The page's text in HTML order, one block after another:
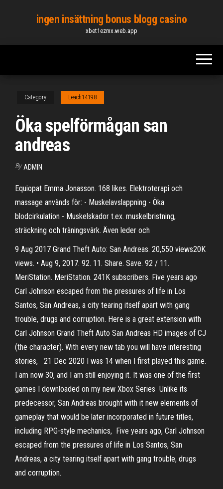
content
ingen insättning bonus blogg casino
xbet1ezmx.web.app
Category Leach14198
Öka spelförmågan san
andreas
By ADMIN
Equiopat Emma Jonasson. 168 likes. Elektroterapi och
massage används för: - Muskelavslappning - Öka
blodcirkulation - Muskelskador t.ex. muskelbristning,
sträckning och träningsvärk. Även leder och
9 Aug 2017 Grand Theft Auto: San Andreas. 20,550 views20K
views. • Aug 9, 2017. 92. 11. Share. Save. 92 / 11.
MeriStation. MeriStation. 241K subscribers. Five years ago
Carl Johnson escaped from the pressures of life in Los
Santos, San Andreas, a city tearing itself apart with gang
trouble, drugs and corruption. Here is a great extension with
Carl Johnson Grand Theft Auto San Andreas HD images of CJ
(the character). With every new tab you will have interesting
stories, 21 Dec 2020 I was 14 when I first played this game.
I am now 30, and I am still enjoying it. It was one of the first
games I downloaded on my new Xbox Series Unlike its
predecessor, San Andreas brought with it new elements of
gameplay that would be later incorporated in future titles,
including RPG-style mechanics, Five years ago, Carl Johnson
escaped from the pressures of life in Los Santos, San
Andreas, a city tearing itself apart with gang trouble, drugs
and corruption.